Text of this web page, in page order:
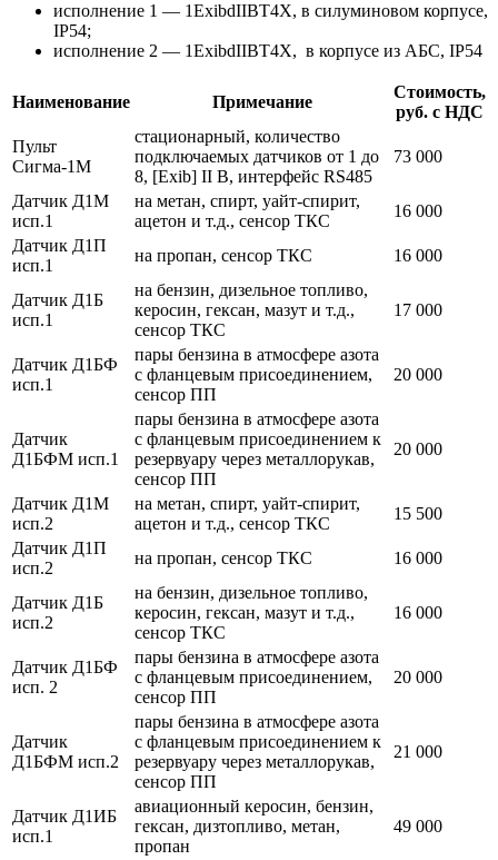
исполнение 1 — 1ExibdIIBT4X, в силуминовом корпусе,
IP54;
исполнение 2 — 1ExibdIIBT4X, в корпусе из АБС, IP54
Наименование Примечание
Стоимость,
руб. с НДС
Пульт
Сигма-1М
стационарный, количество
подключаемых датчиков от 1 до
8, [Exib] II B, интерфейс RS485
73 000
Датчик Д1М
исп.1
на метан, спирт, уайт-спирит,
ацетон и т.д., сенсор ТКС
16 000
Датчик Д1П
исп.1
на пропан, сенсор ТКС 16 000
Датчик Д1Б
исп.1
на бензин, дизельное топливо,
керосин, гексан, мазут и т.д.,
сенсор ТКС
17 000
Датчик Д1БФ
исп.1
пары бензина в атмосфере азота
с фланцевым присоединением,
сенсор ПП
20 000
Датчик
Д1БФМ исп.1
пары бензина в атмосфере азота
с фланцевым присоединением к
резервуару через металлорукав,
сенсор ПП
20 000
Датчик Д1М
исп.2
на метан, спирт, уайт-спирит,
ацетон и т.д., сенсор ТКС
15 500
Датчик Д1П
исп.2
на пропан, сенсор ТКС 16 000
Датчик Д1Б
исп.2
на бензин, дизельное топливо,
керосин, гексан, мазут и т.д.,
сенсор ТКС
16 000
Датчик Д1БФ
исп. 2
пары бензина в атмосфере азота
с фланцевым присоединением,
сенсор ПП
20 000
Датчик
Д1БФМ исп.2
пары бензина в атмосфере азота
с фланцевым присоединением к
резервуару через металлорукав,
сенсор ПП
21 000
Датчик Д1ИБ
исп.1
авиационный керосин, бензин,
гексан, дизтопливо, метан,
пропан
49 000